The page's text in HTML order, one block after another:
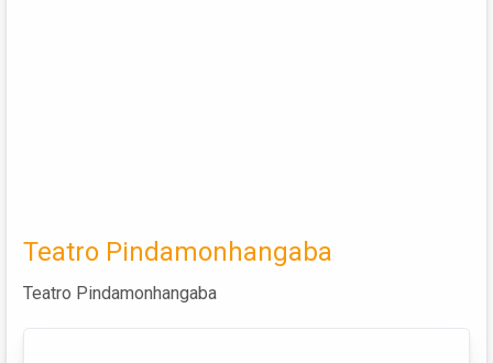
Teatro Pindamonhangaba
Teatro Pindamonhangaba